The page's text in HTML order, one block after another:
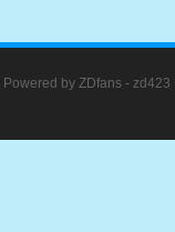
Powered by ZDfans - zd423